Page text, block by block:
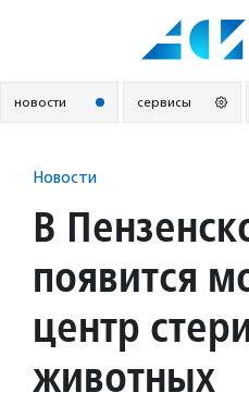
новости сервисы
Новости
В
появится
центр
животных